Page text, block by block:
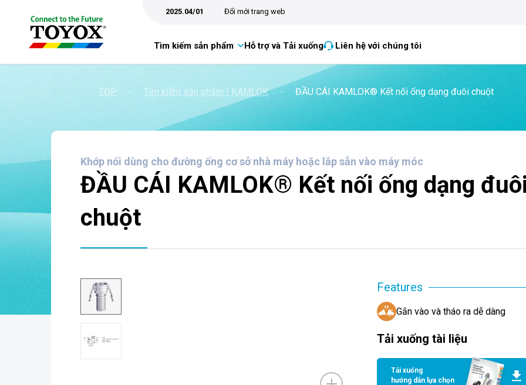
2025.04/01 Đổi mới trang web
Tìm kiếm sản phẩm Hỗ trợ và Tải xuống Liên hệ với chúng tôi
TOP ・ Tìm kiếm sản phẩm | KAMLOK ・ ĐẦU CÁI KAMLOK® Kết nối ống dạng đuôi chuột
Khớp nối dùng cho đường ống cơ sở nhà máy hoặc lắp sẵn vào máy móc
ĐẦU CÁI KAMLOK® Kết nối ống dạng
chuột
Features
Gắn vào và tháo ra dễ dàng
Tải xuống tài liệu
Tải xuống
hướng dẫn lựa chọn